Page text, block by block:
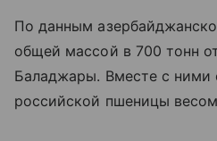
По данным
общей массой в 700 тонн
Баладжары. Вместе с ними
российской пшеницы